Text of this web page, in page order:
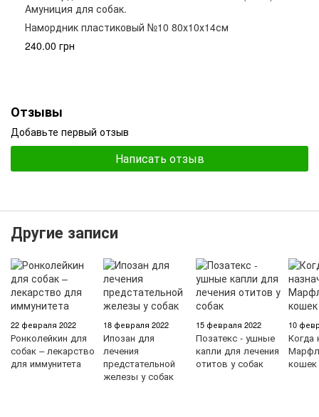
Намордник пластиковый №10 80х10х14см
240.00 грн
Отзывы
Добавьте первый отзыв
Написать отзыв
Другие записи
22 февраля 2022
Ронколейкин для
собак – лекарство
для иммунитета
18 февраля 2022
Ипозан для
лечения
предстательной
железы у собак
15 февраля 2022
Позатекс - ушные
капли для лечения
отитов у собак
10
Когда
кошек